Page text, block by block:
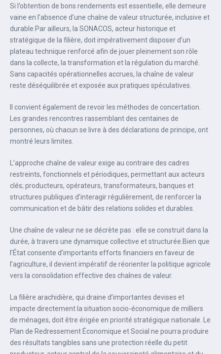
Si l’obtention de bons rendements est essentielle, elle demeure
vaine en l’absence d’une chaîne de valeur structurée, inclusive et
durable.‎Par ailleurs, la SONACOS, acteur historique et
stratégique de la filière, doit impérativement disposer d’un
plateau technique renforcé afin de jouer pleinement son rôle
dans la collecte, la transformation et la régulation du marché.
‎‎Sans capacités opérationnelles accrues, la chaîne de valeur
reste déséquilibrée et exposée aux pratiques spéculatives.‎
Il convient également de revoir les méthodes de concertation.
Les grandes rencontres rassemblant des centaines de
personnes, où chacun se livre à des déclarations de principe, ont
montré leurs limites.‎‎
L’approche chaîne de valeur exige au contraire des cadres
restreints, fonctionnels et périodiques, permettant aux acteurs
clés; producteurs, opérateurs, transformateurs, banques et
structures publiques d’interagir régulièrement, de renforcer la
communication et de bâtir des relations solides et durables.‎‎
Une chaîne de valeur ne se décrète pas : elle se construit dans la
durée, à travers une dynamique collective et structurée.‎Bien que
l’État consente d’importants efforts financiers en faveur de
l’agriculture, il devient impératif de réorienter la politique agricole
vers la consolidation effective des chaînes de valeur. ‎‎
La filière arachidière, qui draine d’importantes devises et
impacte directement la situation socio-économique de milliers
de ménages, doit être érigée en priorité stratégique nationale. Le
Plan de Redressement Économique et Social ne pourra produire
des résultats tangibles sans une protection réelle du petit